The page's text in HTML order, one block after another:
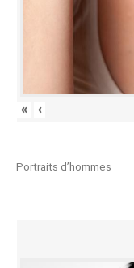
« ‹
Portraits d’hommes